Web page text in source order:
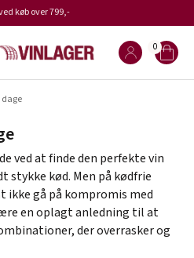
køb over 799,-
0
ved at finde den perfekte vin
stykke kød. Men på kødfrie
ikke gå på kompromis med
en oplagt anledning til at
der overrasker og